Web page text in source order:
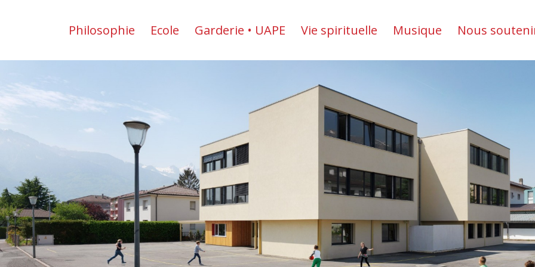
Philosophie Ecole Garderie • UAPE Vie spirituelle Musique Nous